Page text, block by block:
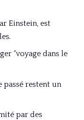
Einstein, est
“voyage dans le
passé restent un
par des